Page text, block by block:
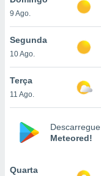
a
cookies
parte
9 Ago.
Segunda
10 Ago.
Terça
11 Ago.
Descarregue
Meteored!
Quarta